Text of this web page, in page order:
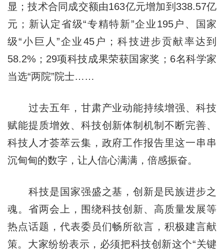
显；技术合同成交额由163亿元增加到338.57亿
元；新认定省级“专精特新”企业195户、国家
级“小巨人”企业45户；科技进步贡献率达到
58.2%；29项科技成果荣获国家奖；6名科学家
当选“两院”院士……
过去五年，甘肃产业动能持续增强、科技
赋能提质增效、科技创新体制机制不断完善、
科技人才荟萃云集，政府工作报告里这一串串
沉甸甸的数字，让人信心满满，倍感振奋。
科技是国家强盛之基，创新是民族进步之
魂。省两会上，围绕科技创新、高质量发展等
热点话题，代表委员们畅所欲言，积极建言献
策。大家纷纷表示，必须把科技创新这个“关键